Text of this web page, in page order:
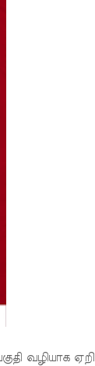
வழியாக ஏறி